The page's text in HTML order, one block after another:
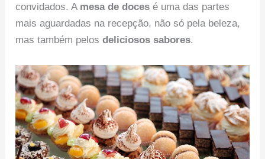
convidados. A mesa de doces é uma das partes
mais aguardadas na recepção, não só pela beleza,
mas também pelosdeliciosos sabores.